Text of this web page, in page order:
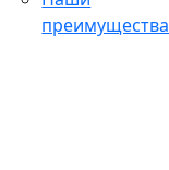
преимущества